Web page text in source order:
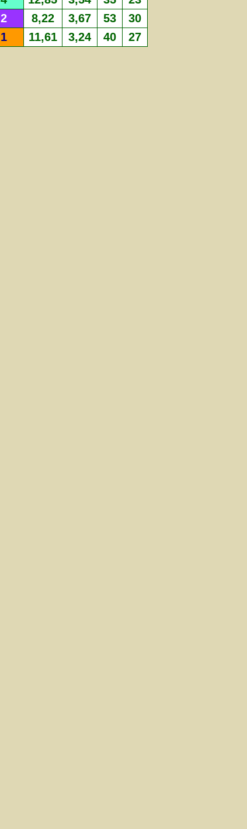
2 8,22 3,67 53 30
1 11,61 3,24 40 27